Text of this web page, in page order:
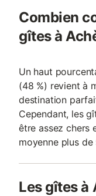
Combien
gîtes à
Un haut
(48 %) revient à
destination
Cependant, les
être assez chers
moyenne plus
Les gîtes à